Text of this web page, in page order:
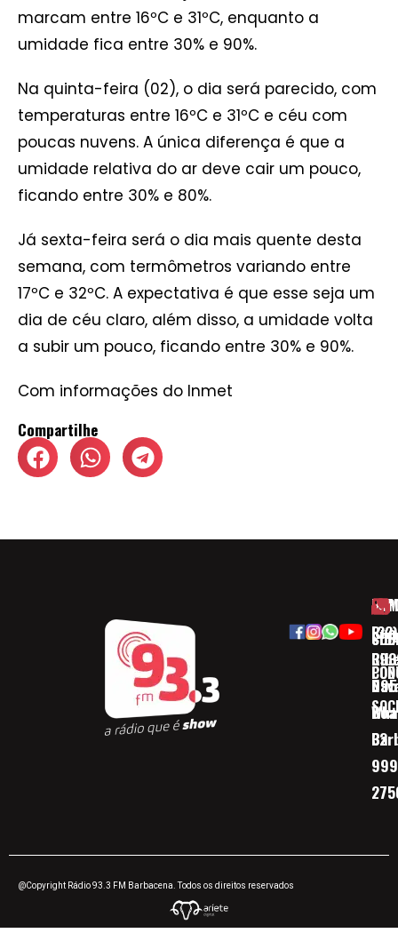
marcam entre 16ºC e 31ºC, enquanto a
umidade fica entre 30% e 90%.
Na quinta-feira (02), o dia será parecido, com
temperaturas entre 16ºC e 31ºC e céu com
poucas nuvens. A única diferença é que a
umidade relativa do ar deve cair um pouco,
ficando entre 30% e 80%.
Já sexta-feira será o dia mais quente desta
semana, com termômetros variando entre
17ºC e 32ºC. A expectativa é que esse seja um
dia de céu claro, além disso, a umidade volta
a subir um pouco, ficando entre 30% e 90%.
Com informações do Inmet
Compartilhe
(32)
32
@Copyright Rádio 93.3 FM Barbacena. Todos os direitos reservados